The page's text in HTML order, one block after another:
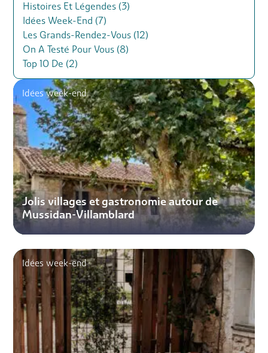
Histoires Et Légendes (3)
Idées Week-End (7)
Les Grands-Rendez-Vous (12)
On A Testé Pour Vous (8)
Top 10 De (2)
Idées week-end
Jolis villages et gastronomie autour de
Mussidan-Villamblard
Idées week-end